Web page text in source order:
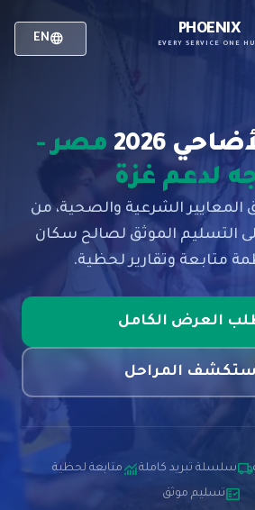
PHOENIX
EVERY SERVICE ONE
language
EN
2026
مصر -
لدعم غزة
المعايير الشرعية والصحية، من
التسليم الموثق لصالح سكان
متابعة وتقارير لحظية.
العرض الكامل
المراحل
local_shippingسلسلة تبريد كاملةmonitoring متابعة لحظية
fact_checkتسليم موثق